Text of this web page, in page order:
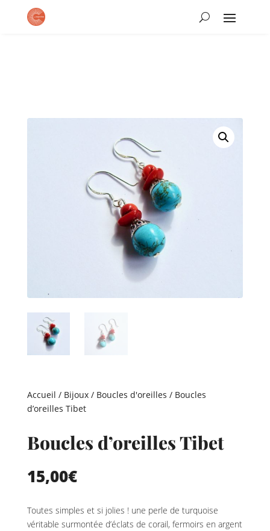
Accueil / Bijoux/ Boucles d'oreilles / Boucles
d’oreilles Tibet
Boucles d’oreilles Tibet
15,00€
Toutes simples et si jolies ! une perle de turquoise
véritable surmontée d’éclats de corail, fermoirs en argent